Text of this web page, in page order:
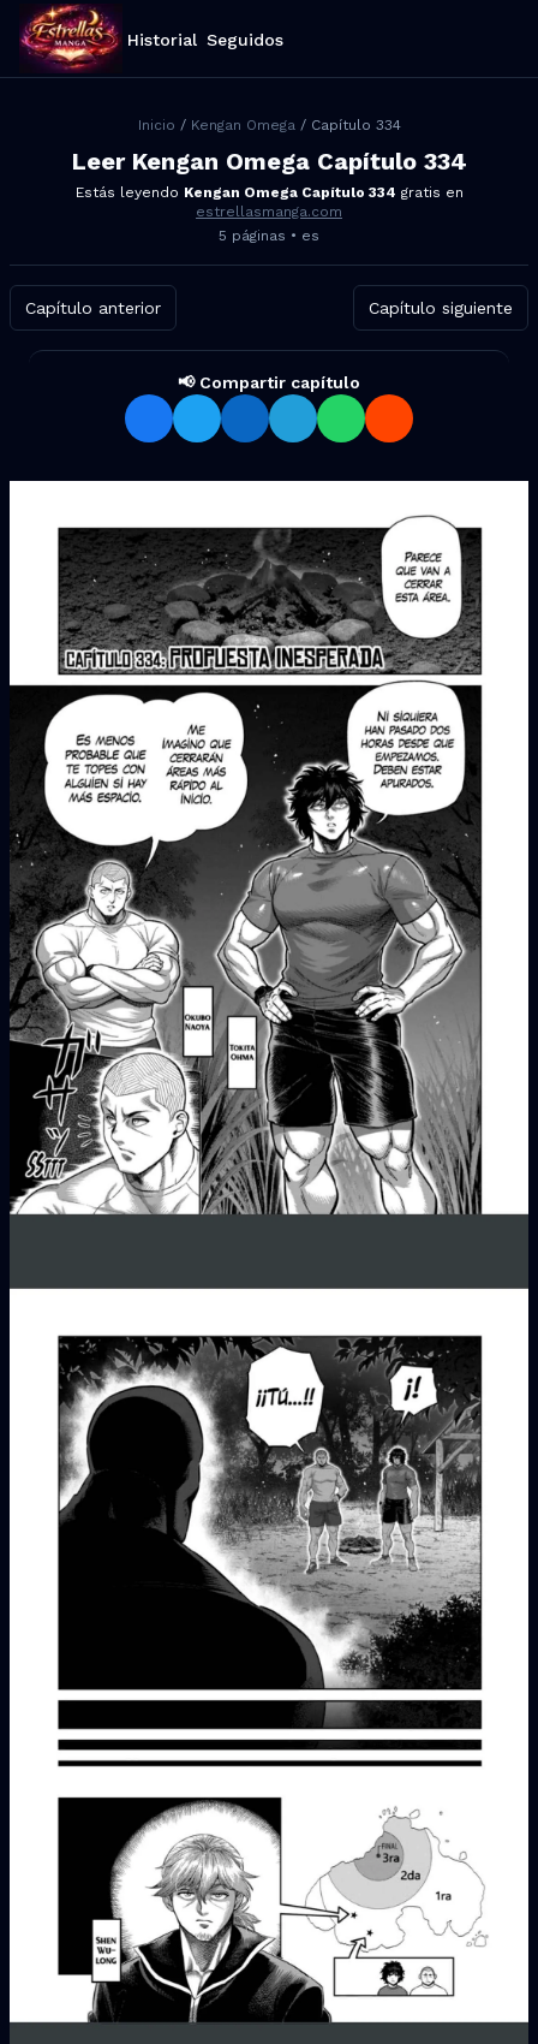
Historial Seguidos
Inicio / Kengan Omega/ Capítulo 334
Leer Kengan OmegaCapítulo 334
Estás leyendo Kengan OmegaCapítulo 334 gratis en
estrellasmanga.com
5 páginas • es
Capítulo anterior Capítulo siguiente
📢 Compartir capítuloCompartir Kengan Omega